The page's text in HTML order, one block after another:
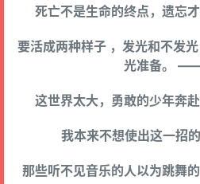
死亡不是生命的终点，遗忘
要活成两种样子 ，发光和不发
光准备。
这世界太大，勇敢的少年奔
我本来不想使出这一
那些听不见音乐的人以为跳舞